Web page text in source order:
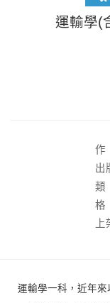
運輸學(
作
出
社
類
格
上
運輸學一科，近年